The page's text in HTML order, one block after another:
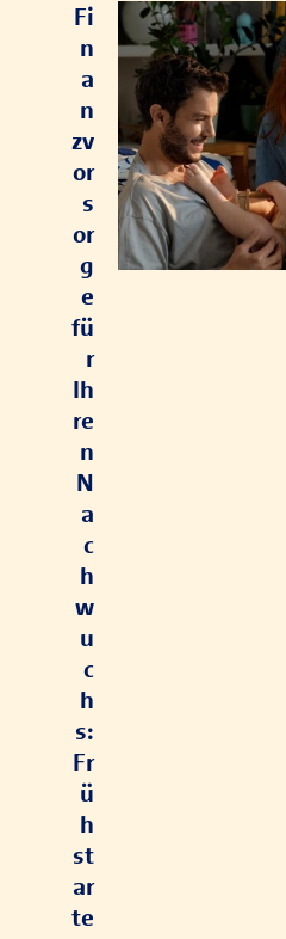
Fi
n
a
n
zv
or
s
or
g
e
fü
r
Ih
re
n
N
a
c
h
w
u
c
h
s:
Fr
ü
h
st
ar
te